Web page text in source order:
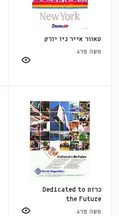
טאוור אייר ניו יורק
משה פרג
כרזת Dedicated to
the Future
משה פרג